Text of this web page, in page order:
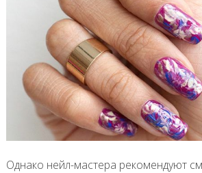
Однако нейл-мастера рекомендуют